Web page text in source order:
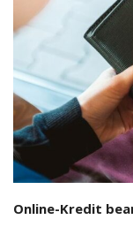
Online-Kredit